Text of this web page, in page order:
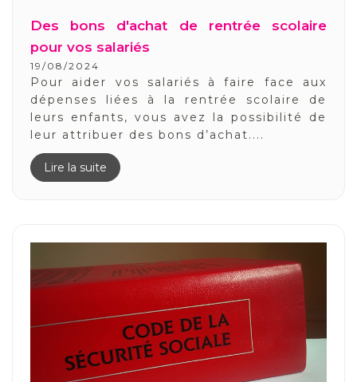
Des bons d'achat de rentrée scolaire
pour vos salariés
19/08/2024
Pour aider vos salariés à faire face aux
dépenses liées à la rentrée scolaire de
leurs enfants, vous avez la possibilité de
leur attribuer des bons d’achat....
Lire la suite